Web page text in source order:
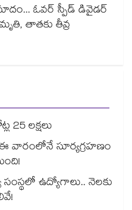
ఓవర్ స్పీడ్ డివైడర్
తాతకు తీవ్ర
25 లక్షలు
ఈ వారంలోనే సూర్యగ్రహణం
ఉద్యోగాలు.. నెలకు